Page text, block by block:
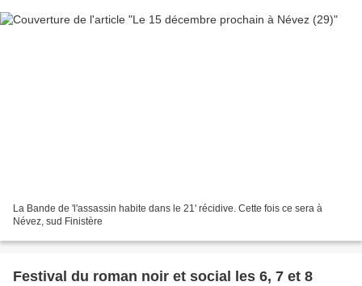
La Bande de 'l'assassin habite dans le 21' récidive. Cette fois ce sera à
Névez, sud Finistère
Festival du roman noir et social les 6, 7 et 8